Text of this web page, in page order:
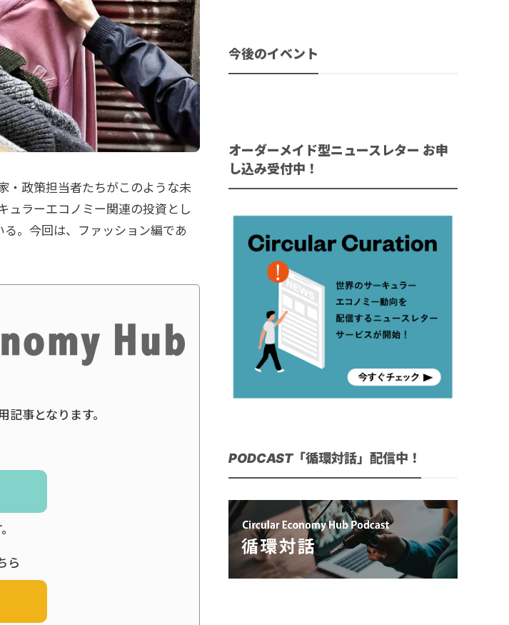
・政策担当者たちがこのような未
ュラーエコノミー関連の投資とし
。今回は、ファッション編であ
事となります。
ら
今後のイベント
オーダーメイド型ニュースレター お申
し込み受付中！
PODCAST「循環対話」配信中！